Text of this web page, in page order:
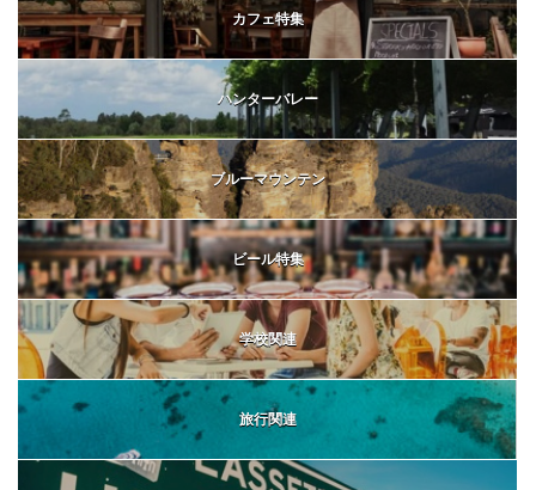
カフェ特集
ハンターバレー
ブルーマウンテン
ビール特集
学校関連
旅行関連